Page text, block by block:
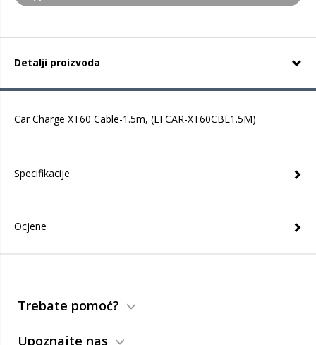
Detalji proizvoda
Car Charge XT60 Cable-1.5m, (EFCAR-XT60CBL1.5M)
Specifikacije
Ocjene
Trebate pomoć?
Upoznajte nas